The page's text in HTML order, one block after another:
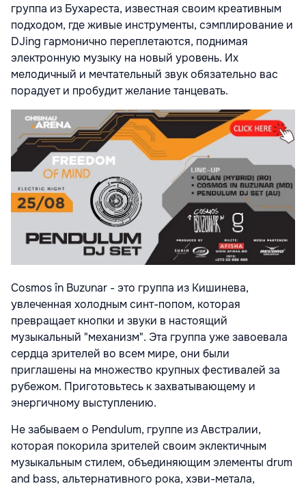
группа из Бухареста, известная своим креативным
подходом, где живые инструменты, сэмплирование и
DJing гармонично переплетаются, поднимая
электронную музыку на новый уровень. Их
мелодичный и мечтательный звук обязательно вас
порадует и пробудит желание танцевать.
Cosmos în Buzunar - это группа из Кишинева,
увлеченная холодным синт-попом, которая
превращает кнопки и звуки в настоящий
музыкальный "механизм". Эта группа уже завоевала
сердца зрителей во всем мире, они были
приглашены на множество крупных фестивалей за
рубежом. Приготовьтесь к захватывающему и
энергичному выступлению.
Не забываем о Pendulum, группе из Австралии,
которая покорила зрителей своим эклектичным
музыкальным стилем, объединяющим элементы drum
and bass, альтернативного рока, хэви-метала,